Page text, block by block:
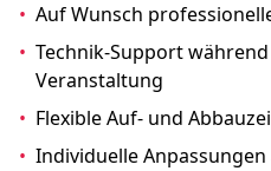
• Auf Wunsch
• Technik-Support
Veranstaltung
• Flexible Auf- und
• Individuelle